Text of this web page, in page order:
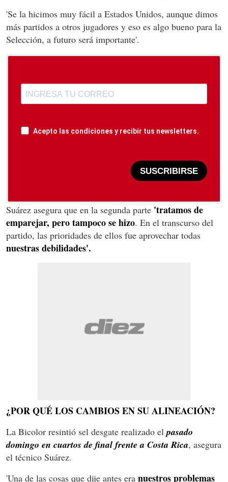
'Se la hicimos muy fácil a Estados Unidos, aunque dimos
más partidos a otros jugadores y eso es algo bueno para la
Selección, a futuro será importante'.
Acepto las condiciones y recibir tus newsletters.
SUSCRIBIRSE
Suárez asegura que en la segunda parte 'tratamos de
emparejar, pero tampoco se hizo. En el transcurso del
partido, las prioridades de ellos fue aprovechar todas
nuestras debilidades'.
¿POR QUÉ LOS CAMBIOS EN SU ALINEACIÓN?
La Bicolor resintió sel desgate realizado elpasado
domingo en cuartos de final frente a Costa Rica, asegura
el técnico Suárez.
'Una de las cosas que dije antes era nuestros problemas